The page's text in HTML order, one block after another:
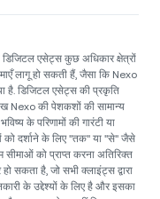
एसेट्स कुछ अधिकार क्षेत्रों
लागू हो सकती हैं, जैसा कि Nexo
है. डिजिटल एसेट्स की प्रकृति
Nexo की पेशकशों की सामान्य
के परिणामों की गारंटी या
को दर्शाने के लिए "तक" या "से" जैसे
सीमाओं को प्राप्त करना अतिरिक्त
सकता है, जो सभी क्लाइंट्स द्वारा
के उद्देश्यों के लिए है और इसका